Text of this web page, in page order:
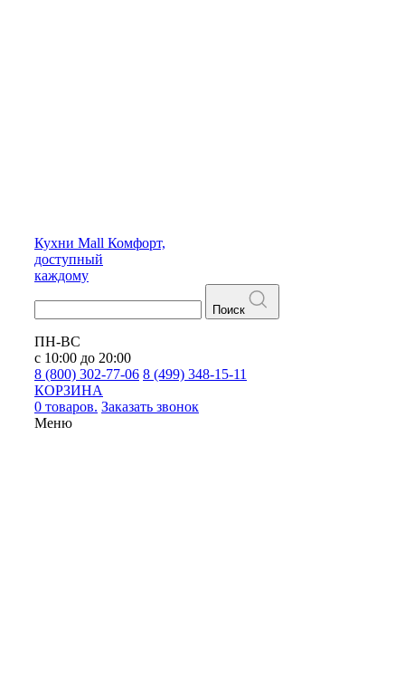
Кухни Mall Комфорт,
доступный
каждому
Поиск
ПН-ВС
с 10:00 до 20:00
8 (800) 302-77-06 8 (499) 348-15-11
КОРЗИНА
0 товаров. Заказать звонок
Меню